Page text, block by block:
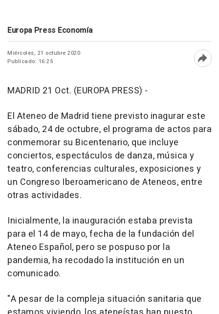
Europa Press Economía
Miércoles, 21 octubre 2020
Publicado: 16:25
MADRID 21 Oct. (EUROPA PRESS) -
El Ateneo de Madrid tiene previsto inagurar este
sábado, 24 de octubre, el programa de actos para
conmemorar su Bicentenario, que incluye
conciertos, espectáculos de danza, música y
teatro, conferencias culturales, exposiciones y
un Congreso Iberoamericano de Ateneos, entre
otras actividades.
Inicialmente, la inauguración estaba prevista
para el 14 de mayo, fecha de la fundación del
Ateneo Español, pero se pospuso por la
pandemia, ha recodado la institución en un
comunicado.
"A pesar de la compleja situación sanitaria que